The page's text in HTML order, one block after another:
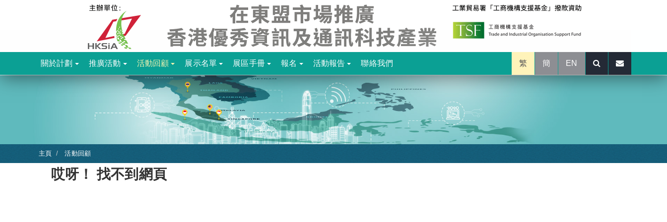
繁 簡 EN
關於計劃 推廣活動 活動回顧 展示名單 展區手冊 報名 活動報告 聯絡我們
主頁 活動回顧
哎呀！ 找不到網頁